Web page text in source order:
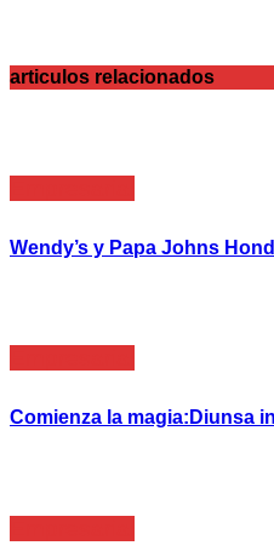
articulos relacionados
Wendy’s y Papa Johns
Comienza la magia:Diunsa